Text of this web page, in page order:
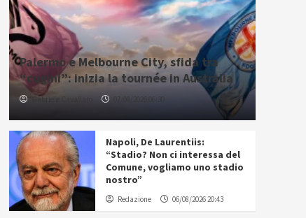
Palermo e Melbourne City, sfida tra
“cugini”: inizia la tournée in Australia
Gabriele Cavallaro 07/08/2026 06:30
Napoli, De Laurentiis:
“Stadio? Non ci interessa del
Comune, vogliamo uno stadio
nostro”
Redazione 06/08/2026 20:43